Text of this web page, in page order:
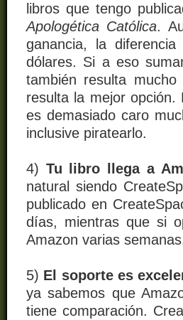
libros que tengo
Apologética Católica.
ganancia, la
dólares. Si a eso
también resulta
resulta la mejor
es demasiado caro
inclusive piratearlo.
4) Tu libro llega a
natural siendo
publicado en
días, mientras que si
Amazon varias
5) El soporte es
ya sabemos que
tiene comparación.